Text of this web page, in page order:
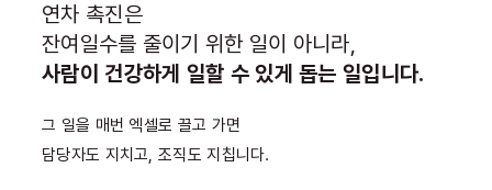
연차 촉진은
잔여일수를 줄이기 위한 일이 아니라,
사람이 건강하게 일할 수 있게 돕는 일입니다.
그 일을 매번 엑셀로 끌고 가면
담당자도 지치고, 조직도 지칩니다.